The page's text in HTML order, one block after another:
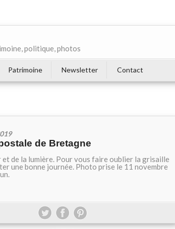
politique, photos
Patrimoine Newsletter Contact
de Bretagne
et de la lumière. Pour vous faire oublier la grisaille
une bonne journée. Photo prise le 11 novembre